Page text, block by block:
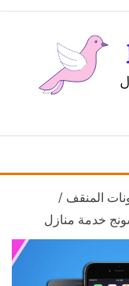
المنقف /